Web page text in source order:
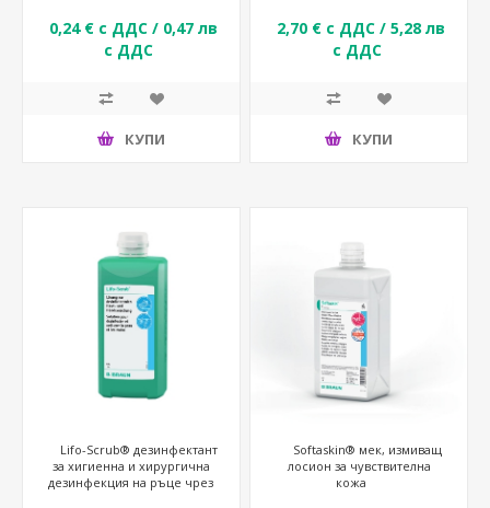
0,24 € с ДДС / 0,47 лв
с ДДС
КУПИ
2,70 € с ДДС / 5,28 лв
с ДДС
КУПИ
Lifo-Scrub® дезинфектант
за хигиенна и хирургична
дезинфекция на ръце чрез
Softaskin® мек, измиващ
лосион за чувствителна
кожа